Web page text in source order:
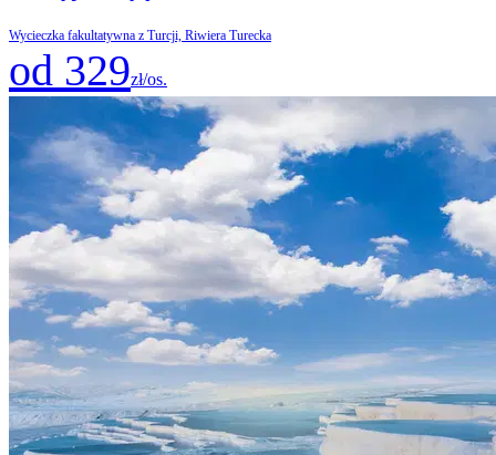
Wycieczka fakultatywna z Turcji, Riwiera Turecka
od 329zł/os.